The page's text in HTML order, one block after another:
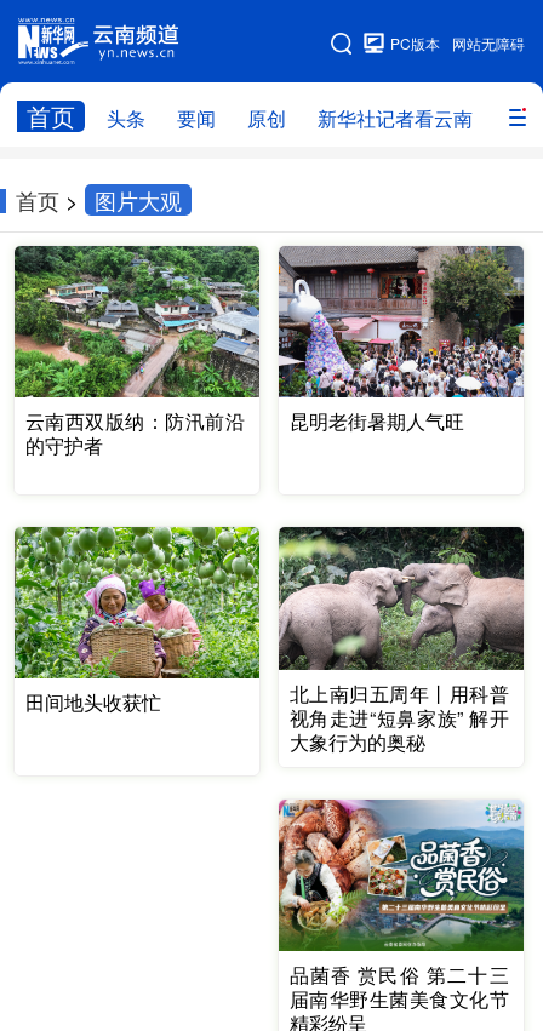
网站无障碍
PC版本
首页 头条 要闻 原创 新华社记者看云南 政务
网站地图
头条
新华社记者看云南 政务 人事
廉政 云南省领导报道集 旅游
教育
州市
社会
图片
经济 云南故事
首页 > 图片大观
云南西双版纳：防汛前沿
的守护者
昆明老街暑期人气旺
田间地头收获忙
北上南归五周年丨用科普
视角走进“短鼻家族” 解开
大象行为的奥秘
品菌香 赏民俗 第二十三
届南华野生菌美食文化节
精彩纷呈